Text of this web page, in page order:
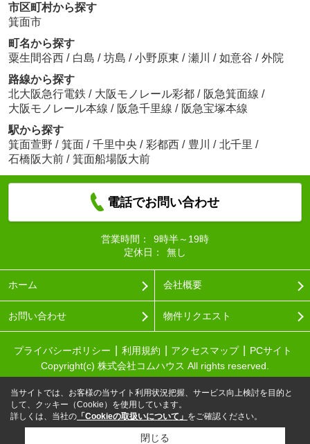
市区町村から探す
箕面市
町名から探す
粟生間谷西 / 白島 / 坊島 / 小野原東 / 瀬川 / 如意谷 / 外院
路線から探す
北大阪急行電鉄 / 大阪モノレール彩都 / 阪急箕面線 /
大阪モノレール本線 / 阪急千里線 / 阪急宝塚本線
駅から探す
箕面萱野 / 箕面 / 千里中央 / 彩都西 / 豊川 / 北千里 /
石橋阪大前 / 箕面船場阪大前
電話でお問い合わせ
営業時間：
9時半～19時
定休日：
無し
ホーム 会社概要
お問い合わせ 物件リクエスト
プライバシーポリシー 利用規約 アクセスマップ
PCサイト
Copyright(c) 株式会社コムハウス All rights reserved.
当サイトでは、お客様の当サイト利用状況把握、サービス向上検討を目的と
して、クッキー（Cookie）を使用しています。
詳しくは、当社の 「Cookieの取扱いについて」 をご確認ください。
閉じる